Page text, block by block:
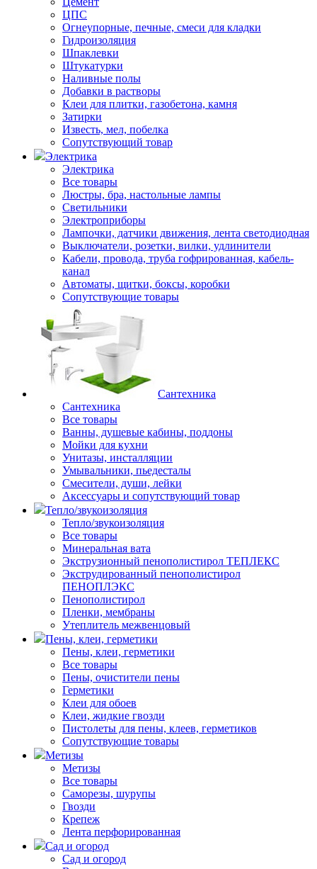
ЦПС
Огнеупорные, печные, смеси для кладки
Гидроизоляция
Шпаклевки
Штукатурки
Наливные полы
Добавки в растворы
Клеи для плитки, газобетона, камня
Затирки
Известь, мел, побелка
Сопутствующий товар
Электрика
Электрика
Все товары
Люстры, бра, настольные лампы
Светильники
Электроприборы
Лампочки, датчики движения, лента светодиодная
Выключатели, розетки, вилки, удлинители
Кабели, провода, труба гофрированная, кабель-
канал
Автоматы, щитки, боксы, коробки
Сопутствующие товары
Сантехника
Сантехника
Все товары
Ванны, душевые кабины, поддоны
Мойки для кухни
Унитазы, инсталляции
Умывальники, пьедесталы
Смесители, души, лейки
Аксессуары и сопутствующий товар
Тепло/звукоизоляция
Тепло/звукоизоляция
Все товары
Минеральная вата
Экструзионный пенополистирол ТЕПЛЕКС
Экструдированный пенополистирол
ПЕНОПЛЭКС
Пенополистирол
Пленки, мембраны
Утеплитель межвенцовый
Пены, клеи, герметики
Пены, клеи, герметики
Все товары
Пены, очистители пены
Герметики
Клеи для обоев
Клеи, жидкие гвозди
Пистолеты для пены, клеев, герметиков
Сопутствующие товары
Метизы
Метизы
Все товары
Саморезы, шурупы
Гвозди
Крепеж
Лента перфорированная
Сад и огород
Сад и огород